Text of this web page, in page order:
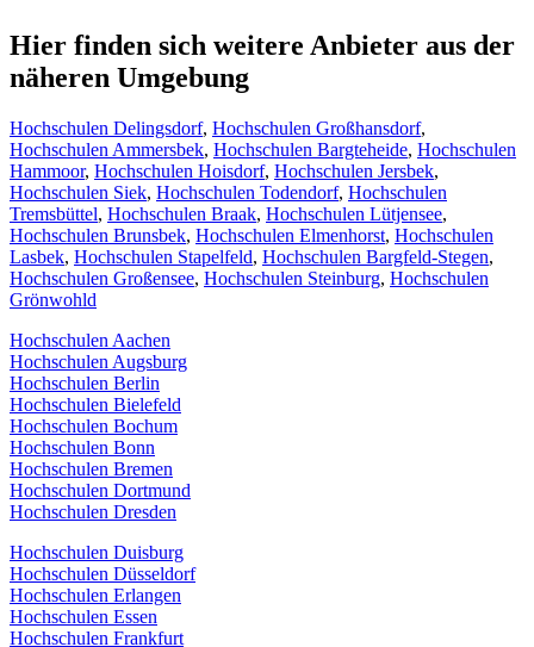
Hier finden sich weitere Anbieter aus der
näheren Umgebung
Hochschulen Delingsdorf, Hochschulen Großhansdorf,
Hochschulen Ammersbek, Hochschulen Bargteheide, Hochschulen
Hammoor, Hochschulen Hoisdorf, Hochschulen Jersbek,
Hochschulen Siek, Hochschulen Todendorf, Hochschulen
Tremsbüttel, Hochschulen Braak, Hochschulen Lütjensee,
Hochschulen Brunsbek, Hochschulen Elmenhorst, Hochschulen
Lasbek, Hochschulen Stapelfeld, Hochschulen Bargfeld-Stegen,
Hochschulen Großensee, Hochschulen Steinburg, Hochschulen
Grönwohld
Hochschulen Aachen
Hochschulen Augsburg
Hochschulen Berlin
Hochschulen Bielefeld
Hochschulen Bochum
Hochschulen Bonn
Hochschulen Bremen
Hochschulen Dortmund
Hochschulen Dresden
Hochschulen Duisburg
Hochschulen Düsseldorf
Hochschulen Erlangen
Hochschulen Essen
Hochschulen Frankfurt